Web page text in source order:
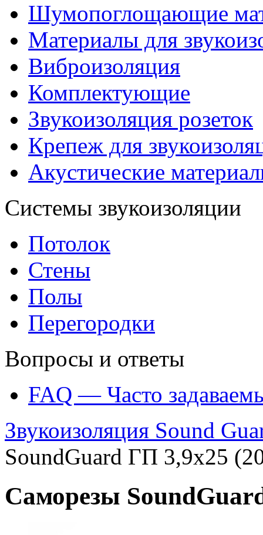
Шумопоглощающие
Материалы для
Виброизоляция
Комплектующие
Звукоизоляция розеток
Крепеж для
Акустические
Системы звукоизоляции
Потолок
Стены
Полы
Перегородки
Вопросы и ответы
FAQ — Часто
Звукоизоляция Sound
SoundGuard ГП 3,9х25
Саморезы